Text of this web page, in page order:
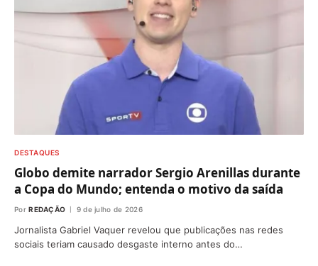
DESTAQUES
Globo demite narrador Sergio Arenillas durante
a Copa do Mundo; entenda o motivo da saída
Por REDAÇÃO 9 de julho de 2026
Jornalista Gabriel Vaquer revelou que publicações nas redes
sociais teriam causado desgaste interno antes do…